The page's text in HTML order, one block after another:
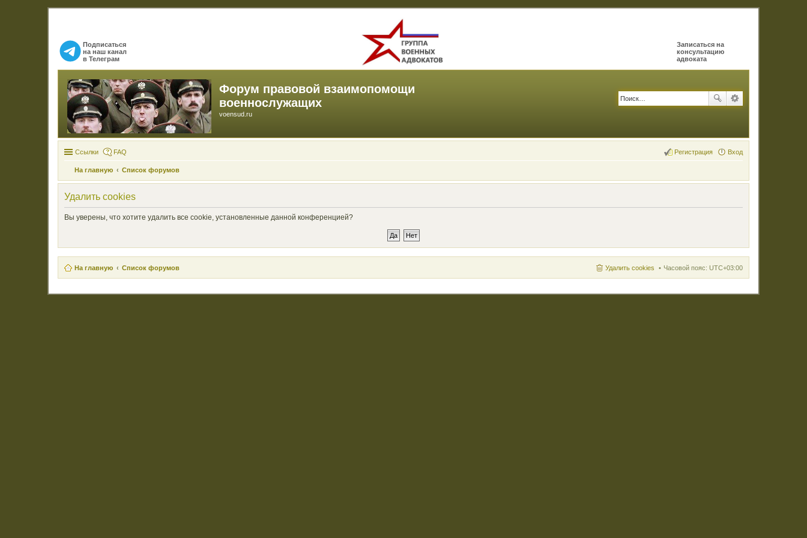
Подписаться
на наш канал
в Телеграм
Записаться на
консультацию
адвоката
Форум правовой взаимопомощи
военнослужащих
voensud.ru
Ссылки FAQ Вход
Регистрация
На главную Список форумов
Удалить cookies
Вы уверены, что хотите удалить все cookie, установленные данной конференцией?
На главную Список форумов Часовой пояс: UTC+03:00
Удалить cookies